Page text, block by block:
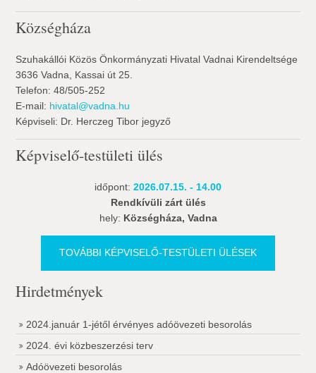
Községháza
Szuhakállói Közös Önkormányzati Hivatal Vadnai Kirendeltsége
3636 Vadna, Kassai út 25.
Telefon: 48/505-252
E-mail: hivatal@vadna.hu
Képviseli: Dr. Herczeg Tibor jegyző
Képviselő-testületi ülés
időpont: 2026.07.15. - 14.00
Rendkívüli zárt ülés
hely: Községháza, Vadna
TOVÁBBI KÉPVISELŐ-TESTÜLETI ÜLÉSEK
Hirdetmények
2024.január 1-jétől érvényes adóövezeti besorolás
2024. évi közbeszerzési terv
Adóövezeti besorolás